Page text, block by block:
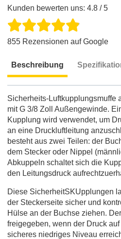
Kunden bewerten uns: 4.8 / 5
855 Rezensionen auf Google
Beschreibung
Sicherheits-Luftkupplungsmuffe
mit G 3/8 Zoll Außengewinde.
Kupplung wird verwendet, um
an eine Druckluftleitung
besteht aus zwei Teilen: der
dem Stecker oder Nippel
Abkuppeln schaltet sich die
den Leitungsdruck
Diese SicherheitSKUpplungen
der Steckerseite sicher und
Hülse an der Buchse ziehen.
freigegeben, wenn der Druck
sicheres niedriges Niveau